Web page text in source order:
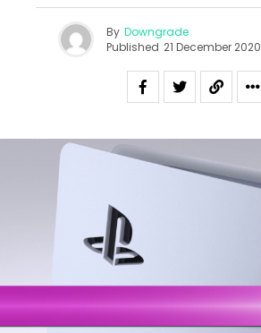
By Downgrade
Published 21 December 2020